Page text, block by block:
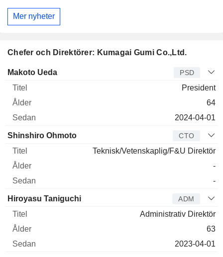
Mer nyheter
Chefer och Direktörer: Kumagai Gumi Co.,Ltd.
Verkställande
Makoto Ueda PSD
President
64
2024-04-01
Shinshiro Ohmoto CTO
Teknisk/Vetenskaplig/F&U Direktör
-
-
Hiroyasu Taniguchi ADM
Administrativ Direktör
63
2023-04-01